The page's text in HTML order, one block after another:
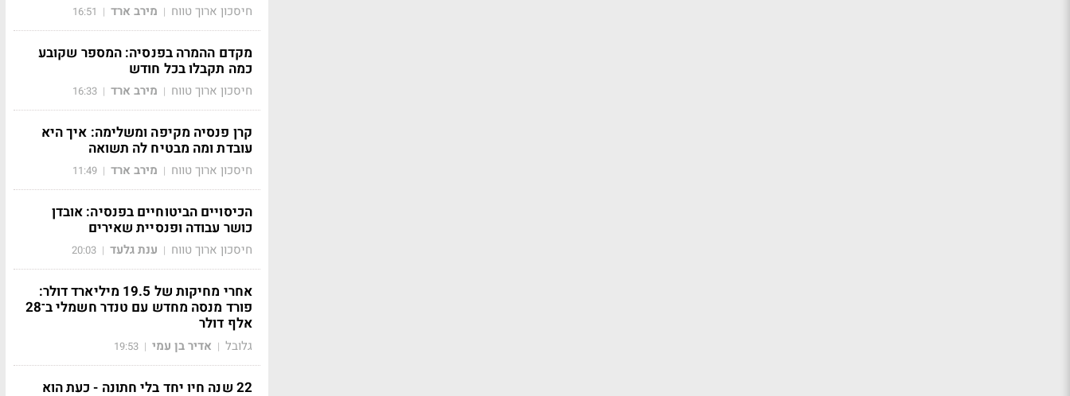
חיסכון ארוך טווח | מירב ארד |
16:51
מקדם ההמרה בפנסיה: המספר שקובע
כמה תקבלו בכל חודש
חיסכון ארוך טווח | מירב ארד |
16:33
קרן פנסיה מקיפה ומשלימה: איך היא
עובדת ומה מבטיח לה תשואה
חיסכון ארוך טווח | מירב ארד |
11:49
הכיסויים הביטוחיים בפנסיה: אובדן
כושר עבודה ופנסיית שאירים
חיסכון ארוך טווח | ענת גלעד |
20:03
אחרי מחיקות של 19.5 מיליארד דולר:
פורד מנסה מחדש עם טנדר חשמלי ב־28
אלף דולר
גלובל | אדיר בן עמי |
19:53
22 שנה חיו יחד בלי חתונה - כעת הוא